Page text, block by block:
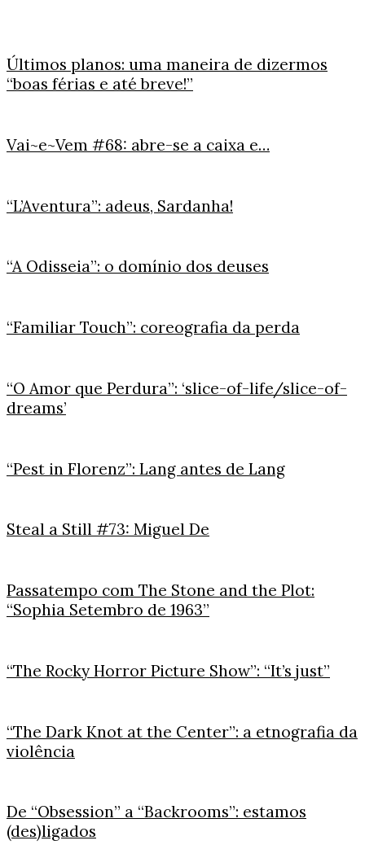
Últimos planos: uma maneira de dizermos
“boas férias e até breve!”
Vai~e~Vem #68: abre-se a caixa e…
“L’Aventura”: adeus, Sardanha!
“A Odisseia”: o domínio dos deuses
“Familiar Touch”: coreografia da perda
“O Amor que Perdura”: ‘slice-of-life/slice-of-
dreams’
“Pest in Florenz”: Lang antes de Lang
Steal a Still #73: Miguel De
Passatempo com The Stone and the Plot:
“Sophia Setembro de 1963”
“The Rocky Horror Picture Show”: “It’s just”
“The Dark Knot at the Center”: a etnografia da
violência
De “Obsession” a “Backrooms”: estamos
(des)ligados